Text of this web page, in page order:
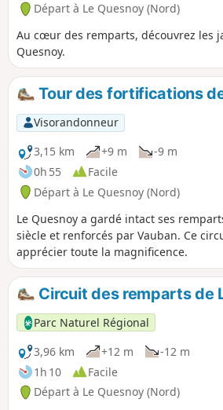
Départ à Le Quesnoy (Nord)
Au cœur des remparts, découvrez les
Quesnoy.
Tour des fortifications
Visorandonneur
3,15 km
+9 m
-9 m
0h 55
Facile
Départ à Le Quesnoy (Nord)
Le Quesnoy a gardé intact ses
siècle et renforcés par Vauban. Ce
apprécier toute la magnificence.
Circuit des remparts de
Parc Naturel Régional
3,96 km
+12 m
-12 m
1h 10
Facile
Départ à Le Quesnoy (Nord)